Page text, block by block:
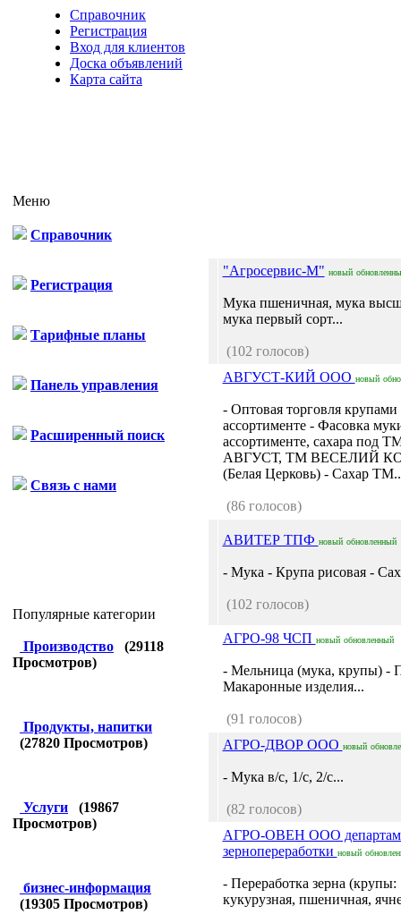
Справочник
Регистрация
Вход для клиентов
Доска объявлений
Карта сайта
Меню
Справочник
Регистрация
Тарифные планы
Панель управления
Расширенный поиск
Связь с нами
Популярные категории
Производство (29118
Просмотров)
Продукты, напитки
(27820 Просмотров)
Услуги (19867
Просмотров)
бизнес-информация
(19305 Просмотров)
"Агросервис-М" новый
Мука пшеничная, мука
мука первый сорт...
(102 голосов)
АВГУСТ-КИЙ ООО новый
- Оптовая торговля крупами
ассортименте - Фасовка
ассортименте, сахара под
АВГУСТ, ТМ ВЕСЕЛИЙ
(Белая Церковь) - Сахар
(86 голосов)
АВИТЕР ТПФ новый обновленный
- Мука - Крупа рисовая -
(102 голосов)
АГРО-98 ЧСП новый обновленный
- Мельница (мука, крупы) -
Макаронные изделия...
(91 голосов)
АГРО-ДВОР ООО новый
- Мука в/с, 1/с, 2/с...
(82 голосов)
АГРО-ОВЕН ООО
зернопереработки новый
- Переработка зерна (крупы:
кукурузная, пшеничная,